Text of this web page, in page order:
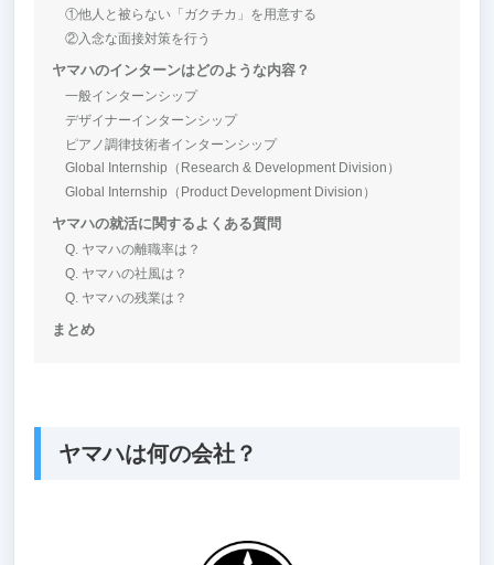
①他人と被らない「ガクチカ」を用意する
②入念な面接対策を行う
ヤマハのインターンはどのような内容？
一般インターンシップ
デザイナーインターンシップ
ピアノ調律技術者インターンシップ
Global Internship（Research & Development Division）
Global Internship（Product Development Division）
ヤマハの就活に関するよくある質問
Q. ヤマハの離職率は？
Q. ヤマハの社風は？
Q. ヤマハの残業は？
まとめ
ヤマハは何の会社？